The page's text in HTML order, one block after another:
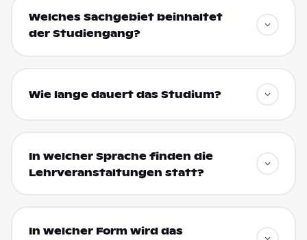
Welches Sachgebiet beinhaltet
der Studiengang?
Wie lange dauert das Studium?
In welcher Sprache finden die
Lehrveranstaltungen statt?
In welcher Form wird das